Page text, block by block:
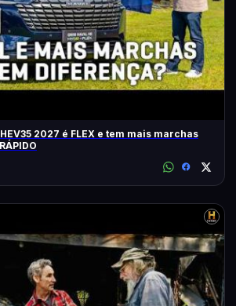
2027 é FLEX e tem mais marchas